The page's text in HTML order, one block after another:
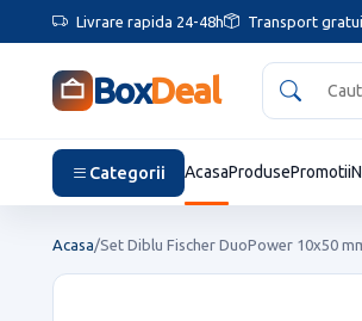
Livrare rapida 24-48h Transport
BoxDeal
Categorii AcasaProdusePromotii
Acasa/Set Diblu Fischer DuoPower 10x50